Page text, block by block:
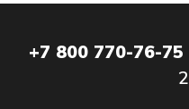
+7 800 770-76-75